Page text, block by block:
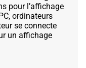
pour l’affichage
ordinateurs
se connecte
un affichage